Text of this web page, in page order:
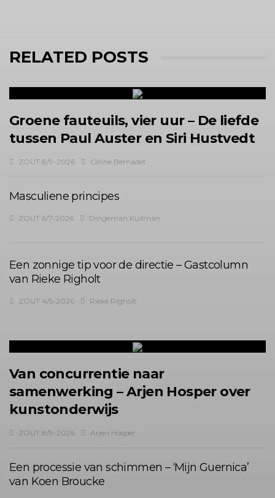
RELATED POSTS
Groene fauteuils, vier uur – De liefde
tussen Paul Auster en Siri Hustvedt
ZOUT 8/9-2026 Céline Bernadet
Masculiene principes
ZOUT 6/7-2026 Dingeman Kuilman
Een zonnige tip voor de directie – Gastcolumn
van Rieke Righolt
ZOUT 4/5-2026 Rieke Righolt
Van concurrentie naar
samenwerking – Arjen Hosper over
kunstonderwijs
ZOUT 8/9-2026 Arjen Hosper
Een processie van schimmen – ‘Mijn Guernica’
van Koen Broucke